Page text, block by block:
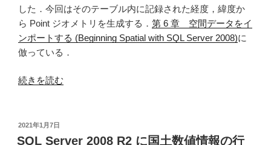
Spatial
with
SQL
Server
の
した．今回はそのテーブル内に記録された経度，緯度か
ら Point ジオメトリを生成する． 第 6 章 空間データをイ
ンポートする (Beginning Spatial with SQL Server 2008)に
倣っている．
“経
度
か
続きを読む
投
稿
2021年1月7日
SQL Server 2008 R2 に国土数値情報の行